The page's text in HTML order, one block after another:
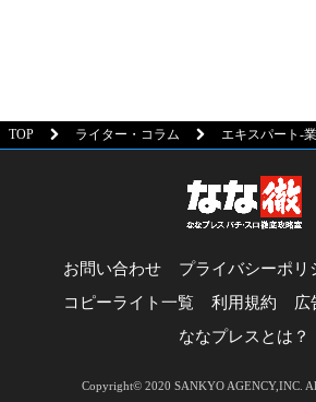
TOP ライター・コラム エキスパート-
お問い合わせ プライバシーポリ
コピーライト一覧
利用規約
広
ななプレスとは？
Copyright© 2020 SANKYO AGENCY,INC. All